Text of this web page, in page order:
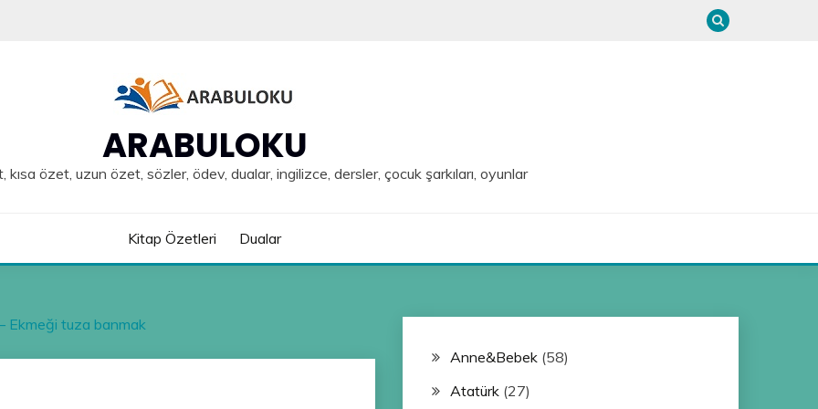
ARABULOKU
özet, uzun özet, sözler, ödev, dualar, ingilizce, dersler, çocuk şarkıları, oyunlar
Kitap Özetleri Dualar
Ekmeği tuza banmak
Anne&Bebek(58)
Atatürk(27)